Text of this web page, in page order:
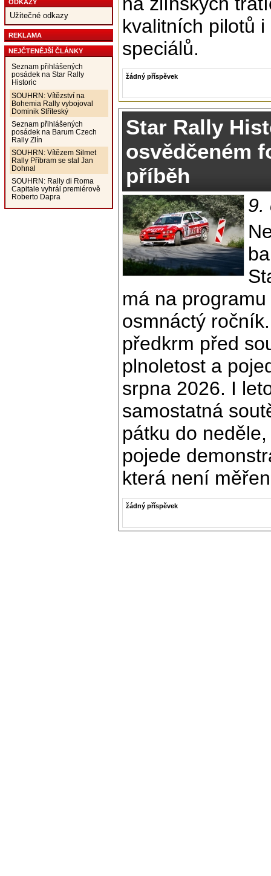
ODKAZY
Užitečné odkazy
REKLAMA
NEJČTENĚJŠÍ ČLÁNKY
Seznam přihlášených
posádek na Star Rally
Historic
SOUHRN: Vítězství na
Bohemia Rally vybojoval
Dominik Stříteský
Seznam přihlášených
posádek na Barum Czech
Rally Zlín
SOUHRN: Vítězem Silmet
Rally Příbram se stal Jan
Dohnal
SOUHRN: Rally di Roma
Capitale vyhrál premiérově
Roberto Dapra
kvalitních pilotů
speciálů.
žádný příspěvek
Star Rally
osvědčeném
příběh
9.
má na
osmnáctý
předkrm před
plnoletost a
srpna 2026. I
samostatná
pátku do
pojede
která není
žádný příspěvek